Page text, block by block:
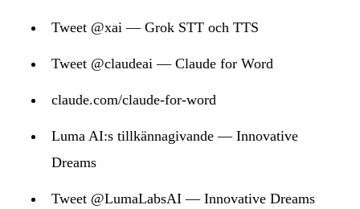
Tweet @xai — Grok STT och TTS
Tweet @claudeai — Claude for Word
claude.com/claude-for-word
Luma AI:s tillkännagivande — Innovative
Dreams
Tweet @LumaLabsAI — Innovative Dreams